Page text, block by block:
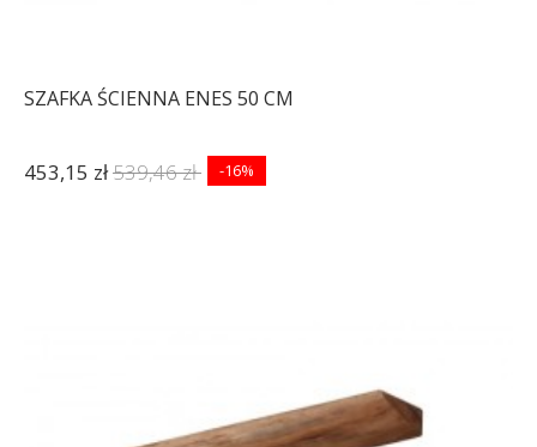
SZAFKA ŚCIENNA ENES 50 CM
453,15 zł539,46 zł -16%